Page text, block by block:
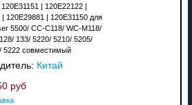
| 120E22122 |
| 120E29881 | 120E31150 для
5500/ CC-C118/ WC-M118/
133/ 5220/ 5210/ 5205/
5222 совместимый
Китай
руб